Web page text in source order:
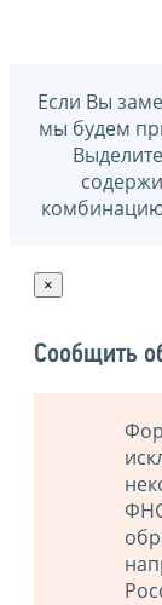
Если Вы
мы будем
×
Сообщить